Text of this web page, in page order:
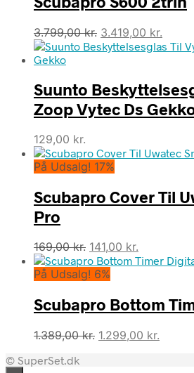
3.799,00kr. Den
oprindelige
3.799,00 kr..
3.419,00 kr.
Suunto
Zoop Vytec Ds
129,00 kr.
På Udsalg! 17%
Scubapro Cover Til
Pro
169,00kr. Den
oprindelige
pris
169,00 kr..
141,00 kr.
aktuelle
141,00 kr..
På Udsalg! 6%
Scubapro Bottom
1.389,00kr. Den
1.299,00 kr.
© SuperSet.dk